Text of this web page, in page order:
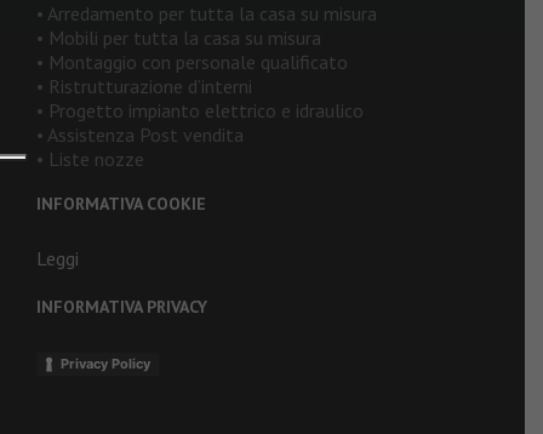
• Arredamento per tutta la casa su misura
• Mobili per tutta la casa su misura
• Montaggio con personale qualificato
• Ristrutturazione d’interni
• Progetto impianto elettrico e idraulico
• Assistenza Post vendita
• Liste nozze
INFORMATIVA COOKIE
Leggi
INFORMATIVA PRIVACY
Privacy Policy